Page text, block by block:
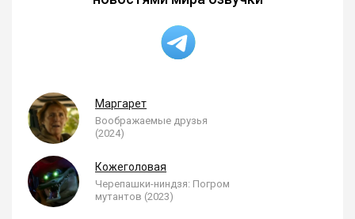
Маргарет
Воображаемые друзья
(2024)
Кожеголовая
Черепашки-ниндзя: Погром
мутантов (2023)